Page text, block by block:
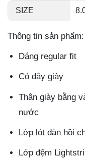
SIZE
Thông tin sản phẩm:
Dáng regular fit
Có dây giày
Thân giày bằng
nước
Lớp lót đàn hồi
Lớp đệm